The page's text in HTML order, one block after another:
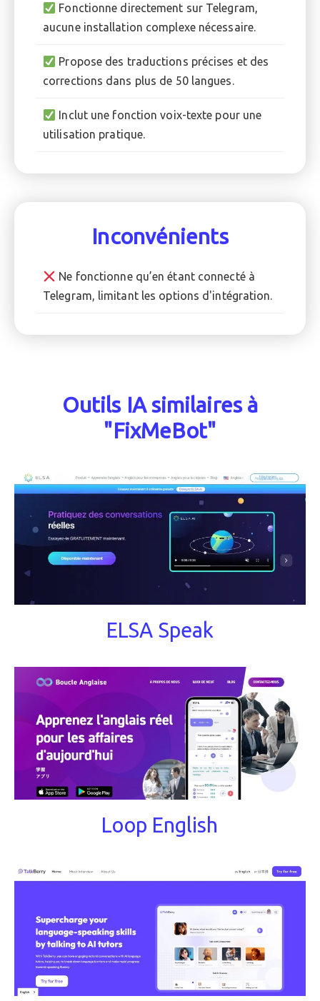
Fonctionne directement sur Telegram,
aucune installation complexe nécessaire.
Propose des traductions précises et des
corrections dans plus de 50 langues.
Inclut une fonction voix-texte pour une
utilisation pratique.
Inconvénients
Ne fonctionne qu’en étant connecté à
Telegram, limitant les options d'intégration.
Outils IA similaires à
"FixMeBot"
ELSA Speak
Loop English